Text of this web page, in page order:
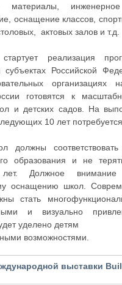
материалы,
оснащение классов,
актовых залов и т.д.
реализация
субъектах Российской
организациях
готовятся к
и детских садов. На
10 лет
должны
образования и не
лет. Должное
оснащению школ.
стать
и визуально
уделено детям
возможностями.
выставки